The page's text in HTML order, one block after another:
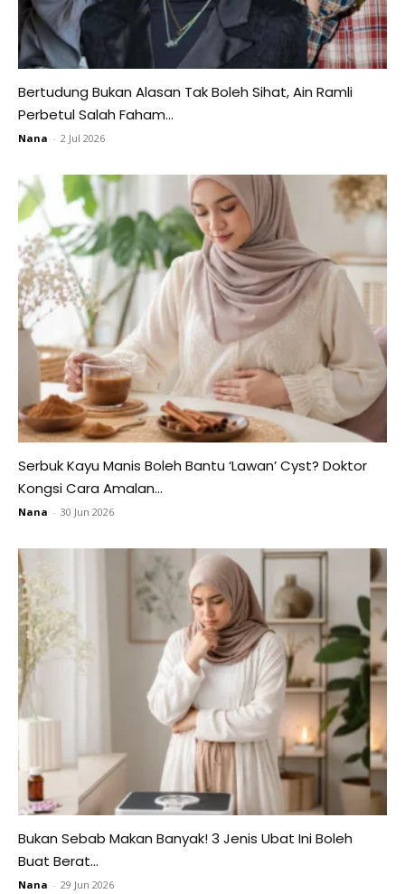
Bertudung Bukan Alasan Tak Boleh Sihat, Ain Ramli
Perbetul Salah Faham...
Nana - 2 Jul 2026
Serbuk Kayu Manis Boleh Bantu ‘Lawan’ Cyst? Doktor
Kongsi Cara Amalan...
Nana - 30 Jun 2026
Bukan Sebab Makan Banyak! 3 Jenis Ubat Ini Boleh
Buat Berat...
Nana - 29 Jun 2026